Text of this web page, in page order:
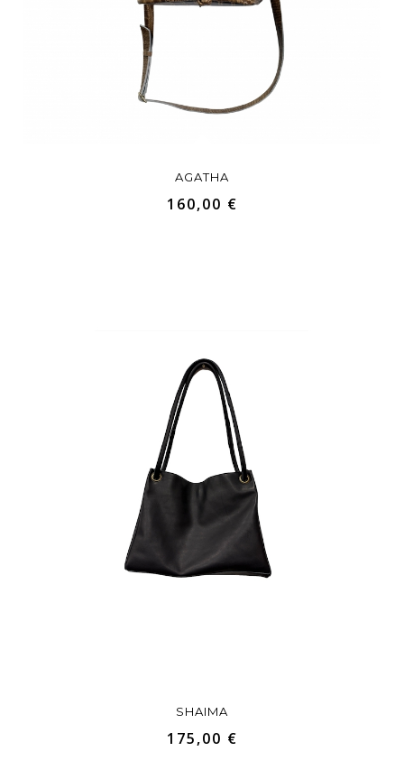
AGATHA
160,00 €
SHAIMA
175,00 €